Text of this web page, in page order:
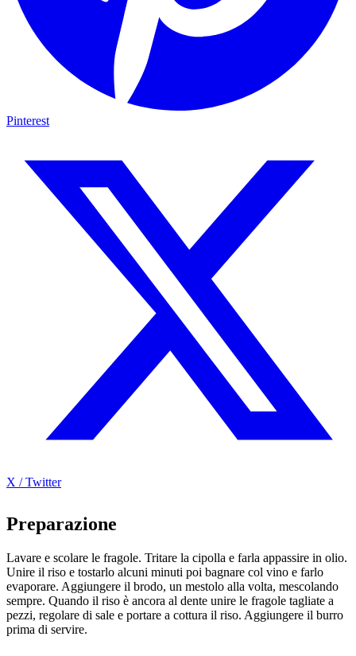
Pinterest
X / Twitter
Preparazione
Lavare e scolare le fragole. Tritare la cipolla e farla appassire in olio.
Unire il riso e tostarlo alcuni minuti poi bagnare col vino e farlo
evaporare. Aggiungere il brodo, un mestolo alla volta, mescolando
sempre. Quando il riso è ancora al dente unire le fragole tagliate a
pezzi, regolare di sale e portare a cottura il riso. Aggiungere il burro
prima di servire.